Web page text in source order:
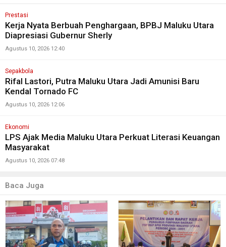
Prestasi
Kerja Nyata Berbuah Penghargaan, BPBJ Maluku Utara
Diapresiasi Gubernur Sherly
Agustus 10, 2026 12:40
Sepakbola
Rifal Lastori, Putra Maluku Utara Jadi Amunisi Baru
Kendal Tornado FC
Agustus 10, 2026 12:06
Ekonomi
LPS Ajak Media Maluku Utara Perkuat Literasi Keuangan
Masyarakat
Agustus 10, 2026 07:48
Baca Juga